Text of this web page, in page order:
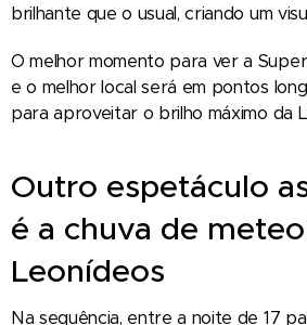
brilhante que o usual, criando um
O melhor momento para ver a
e o melhor local será em pontos
para aproveitar o brilho máximo da
Outro espetáculo
é a chuva de
Leonídeos
Na sequência, entre a noite de 17